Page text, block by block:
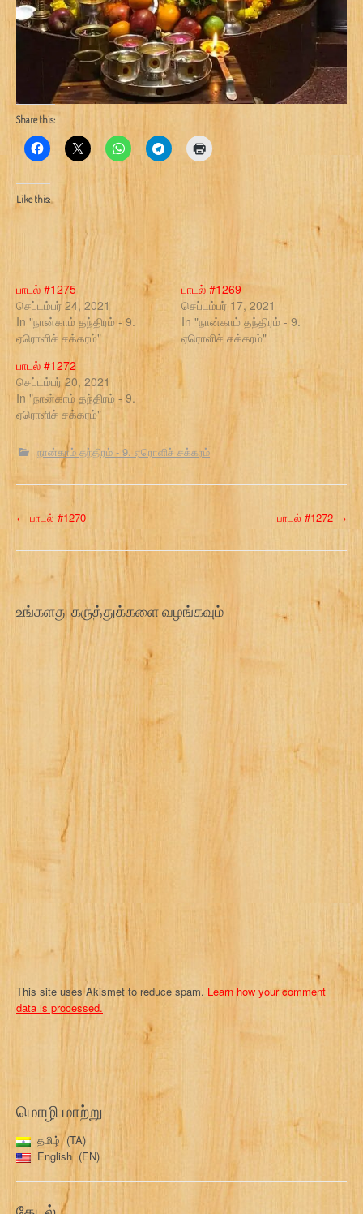
Share this:
Like this:
பாடல் #1275
செப்டம்பர் 24, 2021
In "நான்காம் தந்திரம் - 9.
ஏரொளிச் சக்கரம்"
பாடல் #1269
செப்டம்பர் 17, 2021
In "நான்காம் தந்திரம் - 9.
ஏரொளிச் சக்கரம்"
பாடல் #1272
செப்டம்பர் 20, 2021
In "நான்காம் தந்திரம் - 9.
ஏரொளிச் சக்கரம்"
நான்காம் தந்திரம் - 9. ஏரொளிச் சக்கரம்
P
o
s
t
n
← பாடல் #1270 பாடல் #1272 →
உங்களது கருத்துக்களை வழங்கவும்
This site uses Akismet to reduce spam. Learn how your comment
data is processed.
மொழி மாற்று
தமிழ்
TA
English
EN